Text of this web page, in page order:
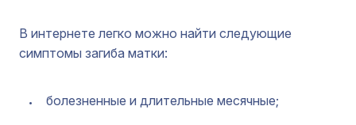
В интернете легко можно найти следующие
симптомы загиба матки:
болезненные и длительные месячные;